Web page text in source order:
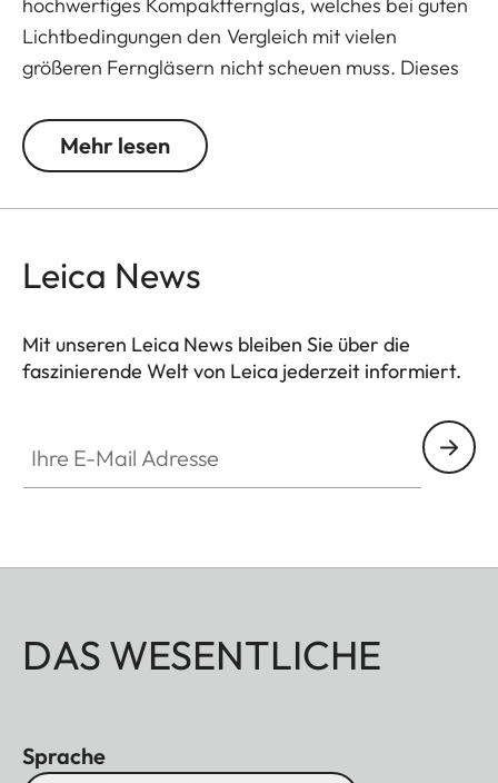
hochwertiges Kompaktfernglas, welches bei guten
Lichtbedingungen den Vergleich mit vielen
größeren Ferngläsern nicht scheuen muss. Dieses
wenn nur wenig Stauraum zur Verfügung steht und
die Ausrüstung nicht mit zusätzlichem Gewicht
Eigenschaften zeichnen die Trinovid BCA aus. Die
sorgt selbst bei Einsätzen unter anspruchsvollen
Lichtbedingungen für natürliche Farben und
Mehr lesen
Leica News
Mit unseren Leica News bleiben Sie über die
faszinierende Welt von Leica jederzeit informiert.
DAS WESENTLICHE
Sprache